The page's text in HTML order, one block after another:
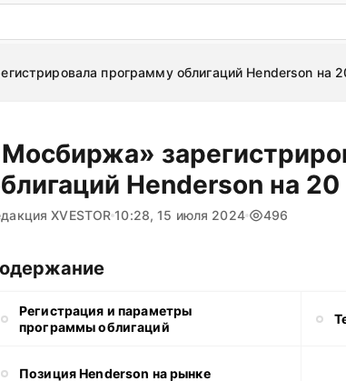
программу облигаций Henderson на
Henderson на
XVESTOR 10:28, 15 июля 2024 496
Регистрация и параметры
программы облигаций
Позиция Henderson на рынке